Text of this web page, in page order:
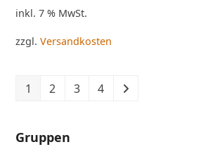
inkl. 7 % MwSt.
zzgl.Versandkosten
1 2 3 4
Gruppen